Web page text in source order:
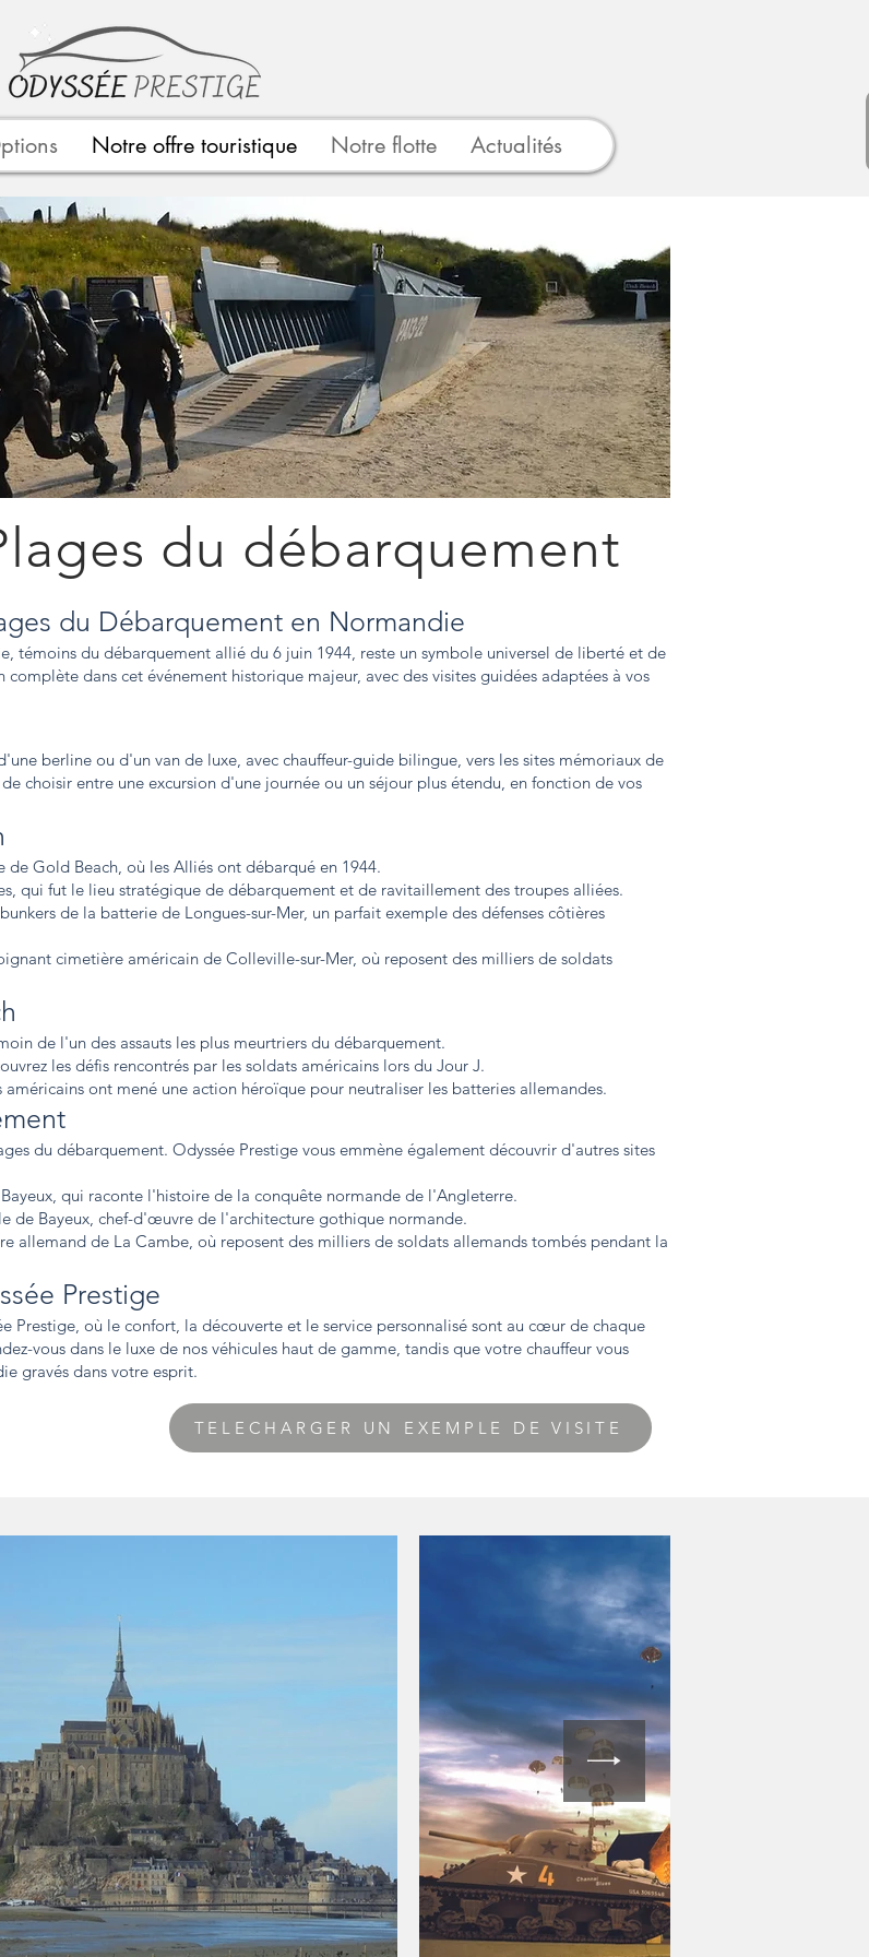
Notre offre touristique Notre flotte Actualités
du débarquement
du Débarquement en Normandie
témoins du débarquement allié du 6 juin 1944, reste un symbole universel de liberté et de
dans cet événement historique majeur, avec des visites guidées adaptées à vos
berline ou d'un van de luxe, avec chauffeur-guide bilingue, vers les sites mémoriaux de
choisir entre une excursion d'une journée ou un séjour plus étendu, en fonction de vos
Gold Beach, où les Alliés ont débarqué en 1944.
qui fut le lieu stratégique de débarquement et de ravitaillement des troupes alliées.
de la batterie de Longues-sur-Mer, un parfait exemple des défenses côtières
cimetière américain de Colleville-sur-Mer, où reposent des milliers de soldats
de l'un des assauts les plus meurtriers du débarquement.
les défis rencontrés par les soldats américains lors du Jour J.
américains ont mené une action héroïque pour neutraliser les batteries allemandes.
du débarquement. Odyssée Prestige vous emmène également découvrir d'autres sites
qui raconte l'histoire de la conquête normande de l'Angleterre.
de Bayeux, chef-d'œuvre de l'architecture gothique normande.
allemand de La Cambe, où reposent des milliers de soldats allemands tombés pendant la
Prestige
Prestige, où le confort, la découverte et le service personnalisé sont au cœur de chaque
vous dans le luxe de nos véhicules haut de gamme, tandis que votre chauffeur vous
gravés dans votre esprit.
TELECHARGER UN EXEMPLE DE VISITE